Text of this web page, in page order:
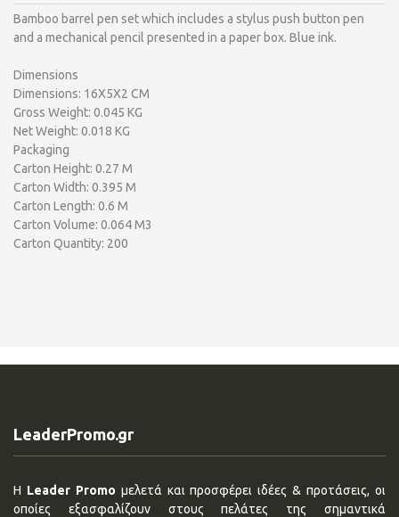
Bamboo barrel pen set which includes a stylus push button pen
and a mechanical pencil presented in a paper box. Blue ink.
Dimensions
Dimensions: 16X5X2 CM
Gross Weight: 0.045 KG
Net Weight: 0.018 KG
Packaging
Carton Height: 0.27 M
Carton Width: 0.395 M
Carton Length: 0.6 M
Carton Volume: 0.064 M3
Carton Quantity: 200
LeaderPromo.gr
Η Leader Promo μελετά και προσφέρει ιδέες & προτάσεις, οι
οποίες εξασφαλίζουν στους πελάτες της σημαντικά